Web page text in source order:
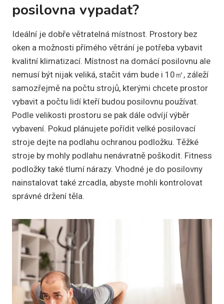
posilovna vypadat?
Ideální je dobře větratelná místnost. Prostory bez
oken a možnosti přímého větrání je potřeba vybavit
kvalitní klimatizací. Místnost na domácí posilovnu ale
nemusí být nijak veliká, stačit vám bude i 10㎡, záleží
samozřejmě na počtu strojů, kterými chcete prostor
vybavit a počtu lidí kteří budou posilovnu používat.
Podle velikosti prostoru se pak dále odvíjí výběr
vybavení. Pokud plánujete pořídit velké posilovací
stroje dejte na podlahu ochranou podložku. Těžké
stroje by mohly podlahu nenávratně poškodit. Fitness
podložky také tlumí nárazy. Vhodné je do posilovny
nainstalovat také zrcadla, abyste mohli kontrolovat
správné držení těla.